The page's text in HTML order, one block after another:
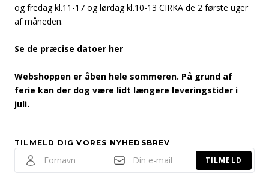
og fredag kl.11-17 og lørdag kl.10-13 CIRKA de 2 første uger
af måneden.
Se de præcise datoer her
Webshoppen er åben hele sommeren. På grund af
ferie kan der dog være lidt længere leveringstider i
juli.
TILMELD DIG VORES NYHEDSBREV
TILMELD